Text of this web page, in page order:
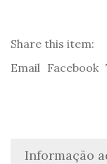
Share this item:
Email Facebook
Informação